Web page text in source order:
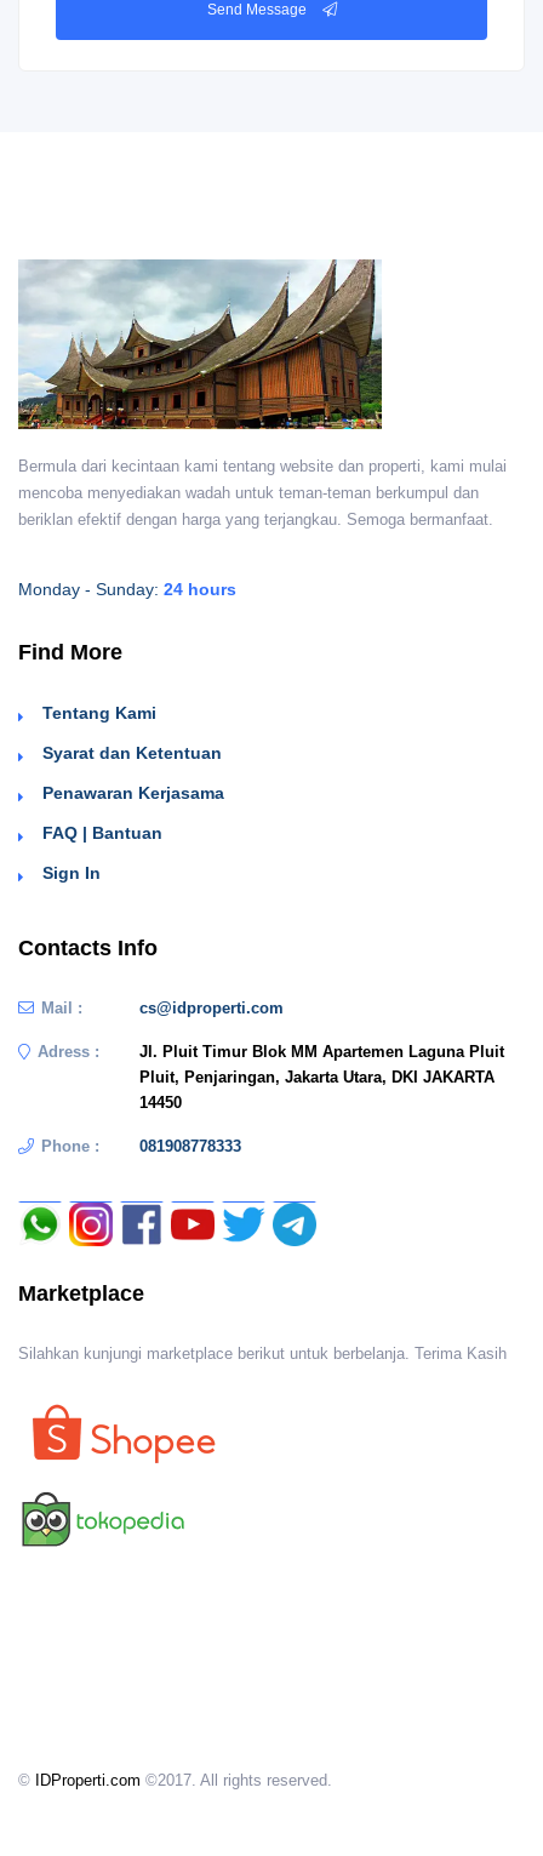
Send Message
Bermula dari kecintaan kami tentang website dan properti, kami mulai
mencoba menyediakan wadah untuk teman-teman berkumpul dan
beriklan efektif dengan harga yang terjangkau. Semoga bermanfaat.
Monday - Sunday: 24 hours
Find More
Tentang Kami
Syarat dan Ketentuan
Penawaran Kerjasama
FAQ | Bantuan
Sign In
Contacts Info
Mail : cs@idproperti.com
Adress :
Jl. Pluit Timur Blok MM Apartemen Laguna Pluit
Pluit, Penjaringan, Jakarta Utara, DKI JAKARTA
14450
Phone : 081908778333
Marketplace
Silahkan kunjungi marketplace berikut untuk berbelanja. Terima Kasih
© IDProperti.com ©2017. All rights reserved.